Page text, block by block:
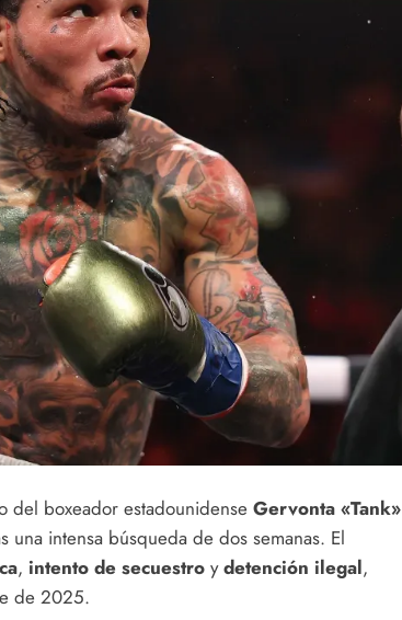
del boxeador estadounidense Gervonta «Tank»
intensa búsqueda de dos semanas. El
, intento de secuestro ydetención ilegal,
de 2025.